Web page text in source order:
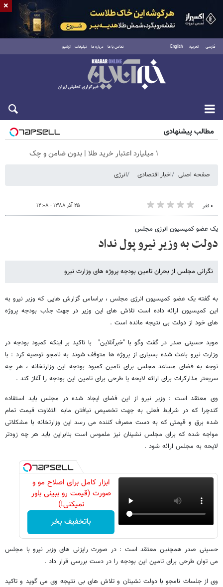
فارسی العربية English تماس با ما درباره ما تبلیغات آرشیو
جمعه ۱۶ مرداد ۱۴۰۵
مطالب پیشنهادی
۱ میلیارد اعتبار خرید طلا | بدون ضامن و چک
صفحه اصلی اخبار اقتصادی انرژی
۰ نفر ۲۵ آذر ۱۳۸۸ - ۱۲:۰۸
یک عضو کمیسیون انرژی مجلس
دولت به وزیر نیرو پول نداد
نگرانی مجلس از بحران تامین بودجه پروژه های وزارت نیرو
به گفته یک عضو کمیسیون انرژی مجلس ، براساس گزارش هایی که وزیر نیرو به
این کمیسیون ارائه داده است تلاش های این وزیر در جهت جذب بودجه پروژه
های خود از دولت بی نتیجه مانده است .
موید حسینی صدر در گفت وگو با "خبرآنلاین" با تاکید بر اینکه کمبود بودجه در
وزارت نیرو باعث شده بسیاری از پروژه ها متوقف شوند به نامجو توصیه کرد : با
توجه به فضای مساعد مجلس برای تامین کمبود بودجه این وزارتخانه ، هر چه
سریعتر مذارکرات برای ارائه لایحه یا طرحی برای تامین این بودجه را آغاز کند .
وی معتقد است : وزیر نیرو از این فضای ایجاد شده در مجلس باید استفاده
کندچرا که در شرایط فعلی به جهت تخصیص نیافتن مابه التفاوت قیمت تمام
شده برق و قیمتی که به دست مصرف کننده می رسد این وزارتخانه با مشکلاتی
مواجه شده که برای مجلس نشینان نیز ملموس است بنابراین باید هر چه زودتر
لایحه به مجلس ارائه شود .
ابزار کامل برای اصلاح مو و
صورت (قیمت رو ببینی باور
نمیکنی!)
باتخفیف بخر
حسینی صدر همچنین معتقد است : در صورت رایزنی های وزیر نیرو با مجلس
می توان طرحی برای تامین این بودجه را در دست بررسی قرار داد .
وی از جلسات نامجو با دولت نشینان و تلاش های بی نتیجه وی می گوید و تاکید
×